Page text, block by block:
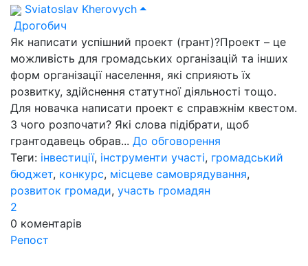
Sviatoslav Kherovych
Дрогобич
Як написати успішний проект (грант)?Проект – це
можливість для громадських організацій та інших
форм організації населення, які сприяють їх
розвитку, здійснення статутної діяльності тощо.
Для новачка написати проект є справжнім квестом.
З чого розпочати? Які слова підібрати, щоб
грантодавець обрав... До обговорення
Теги: інвестиції, інструменти участі, громадський
бюджет, конкурс, місцеве самоврядування,
розвиток громади, участь громадян
2
0 коментарів
Репост